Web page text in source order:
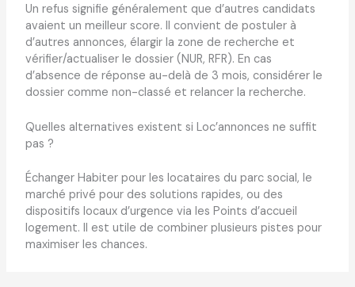
Un refus signifie généralement que d’autres candidats
avaient un meilleur score. Il convient de postuler à
d’autres annonces, élargir la zone de recherche et
vérifier/actualiser le dossier (NUR, RFR). En cas
d’absence de réponse au-delà de 3 mois, considérer le
dossier comme non-classé et relancer la recherche.
Quelles alternatives existent si Loc’annonces ne suffit
pas ?
Échanger Habiter pour les locataires du parc social, le
marché privé pour des solutions rapides, ou des
dispositifs locaux d’urgence via les Points d’accueil
logement. Il est utile de combiner plusieurs pistes pour
maximiser les chances.